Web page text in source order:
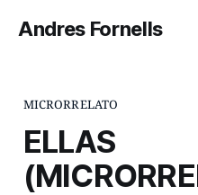
Andres Fornells
MICRORRELATO
ELLAS